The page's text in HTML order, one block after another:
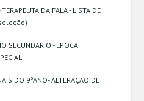
DA FALA - LISTA DE
SECUNDÁRIO - ÉPOCA
DO 9ºANO- ALTERAÇÃO DE